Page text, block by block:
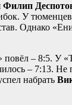
Филип
У
Однако
повёл – 8:5. У
– 7:13. Не
набрать